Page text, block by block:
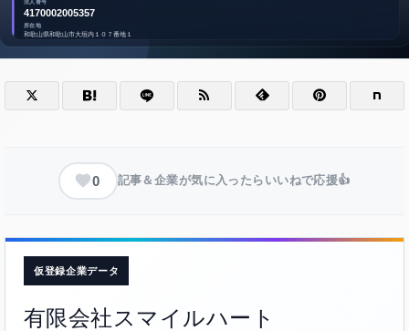
0 記事＆企業が気に入ったらいいねで応援👍
仮登録企業データ
有限会社スマイルハート